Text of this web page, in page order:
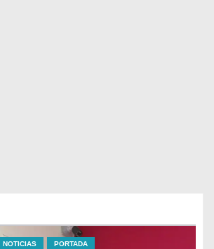
NOTICIAS PORTADA